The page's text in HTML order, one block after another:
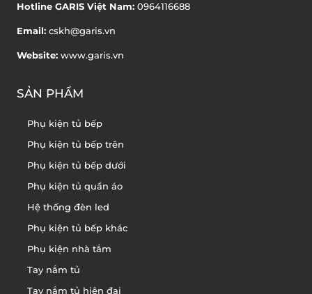
Hotline GARIS Việt Nam: 0964116688
Email: cskh@garis.vn
Website: www.garis.vn
SẢN PHẨM
Phụ kiện tủ bếp
Phụ kiện tủ bếp trên
Phụ kiện tủ bếp dưới
Phụ kiện tủ quần áo
Hệ thống đèn led
Phụ kiện tủ bếp khác
Phụ kiện nhà tắm
Tay nắm tủ
Tay nắm tủ hiện đại